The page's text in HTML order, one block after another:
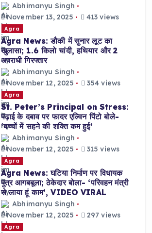
Abhimanyu Singh
November 13, 2025
413 views
Agra
Agra News: डौकी में सुनार लूट का
खुलासा; 1.6 किलो चांदी, हथियार और 2
अपराधी गिरफ्तार
Abhimanyu Singh
November 12, 2025
354 views
Agra
St. Peter’s Principal on Stress:
पढ़ाई के दबाव पर फादर एल्विन पिंटो बोले-
‘बच्चों में सहने की शक्ति कम हुई’
Abhimanyu Singh
November 12, 2025
315 views
Agra
Agra News: घटिया निर्माण पर विधायक
पुत्र आगबबूला; ठेकेदार बोला- ‘परिवहन मंत्री
से लाया हूं काम’, VIDEO VIRAL
Abhimanyu Singh
November 12, 2025
297 views
Agra